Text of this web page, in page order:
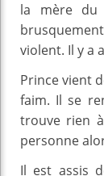
la mère du
violent. Il y a
Prince vient
faim. Il se
trouve rien
personne
Il est assis